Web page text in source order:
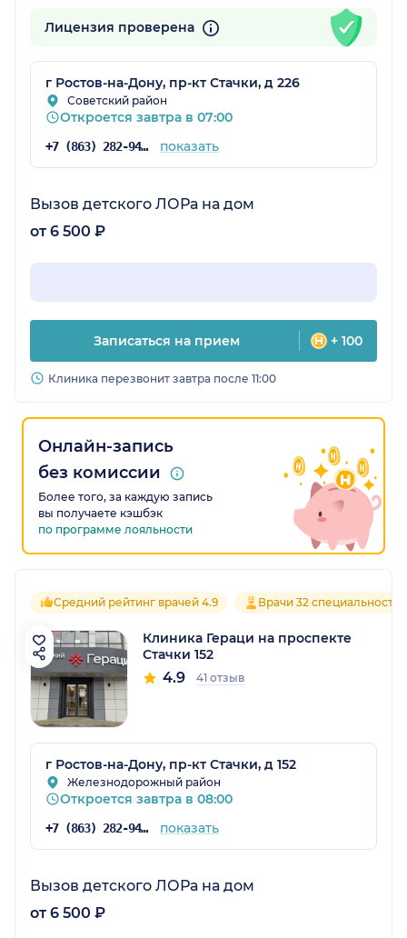
Лицензия проверена
г Ростов-на-Дону, пр-кт Стачки, д 226
Советский район
Откроется завтра в 07:00
+7 (863) 282-94-43 показать
Вызов детского ЛОРа на дом
от 6 500 ₽
Записаться на прием + 100
Клиника перезвонит завтра после 11:00
Онлайн-запись
без комиссии
Более того, за каждую запись
вы получаете кэшбэк
по программе лояльности
Средний рейтинг врачей 4.9 Врачи 32 специальностей
Клиника Гераци на проспекте
Стачки 152
4.9 41 отзыв
г Ростов-на-Дону, пр-кт Стачки, д 152
Железнодорожный район
Откроется завтра в 08:00
+7 (863) 282-94-43 показать
Вызов детского ЛОРа на дом
от 6 500 ₽